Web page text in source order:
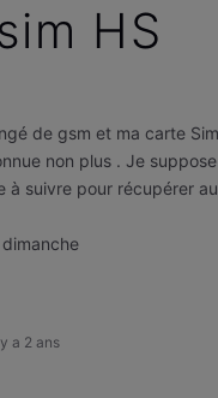
HS
de gsm et ma carte
non plus . Je
à suivre pour récupérer
a 2 ans